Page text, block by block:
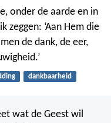
onder de aarde en in
zeggen: ‘Aan Hem die
de dank, de eer,
dankbaarheid
wat de Geest wil